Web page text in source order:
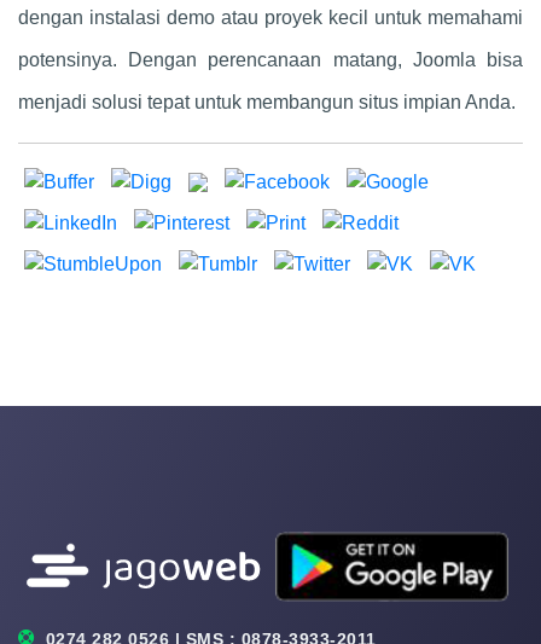
dengan instalasi demo atau proyek kecil untuk memahami
potensinya. Dengan perencanaan matang, Joomla bisa
menjadi solusi tepat untuk membangun situs impian Anda.
0274 282 0526 | SMS : 0878-3933-2011